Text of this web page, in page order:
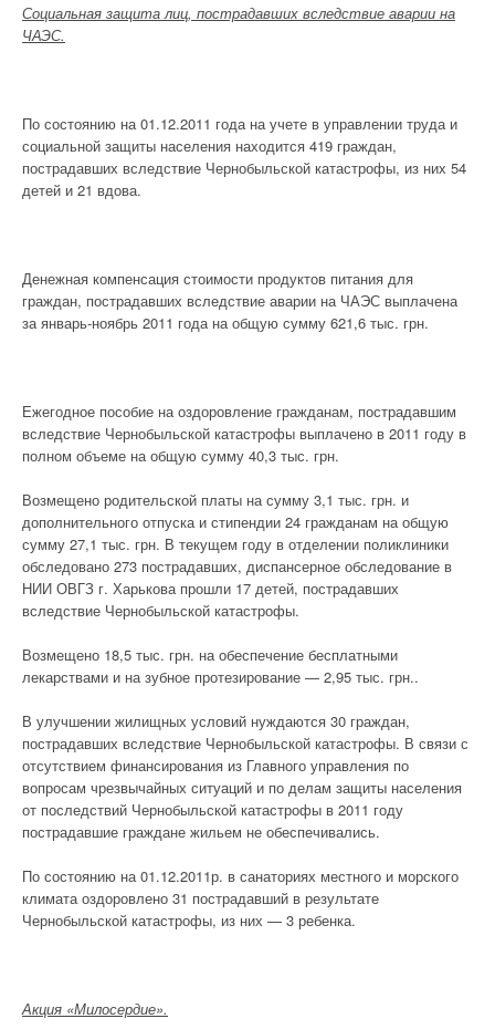
Социальная защита лиц, пострадавших вследствие аварии на
ЧАЭС.
По состоянию на 01.12.2011 года на учете в управлении труда и
социальной защиты населения находится 419 граждан,
пострадавших вследствие Чернобыльской катастрофы, из них 54
детей и 21 вдова.
Денежная компенсация стоимости продуктов питания для
граждан, пострадавших вследствие аварии на ЧАЭС выплачена
за январь-ноябрь 2011 года на общую сумму 621,6 тыс. грн.
Ежегодное пособие на оздоровление гражданам, пострадавшим
вследствие Чернобыльской катастрофы выплачено в 2011 году в
полном объеме на общую сумму 40,3 тыс. грн.
Возмещено родительской платы на сумму 3,1 тыс. грн. и
дополнительного отпуска и стипендии 24 гражданам на общую
сумму 27,1 тыс. грн. В текущем году в отделении поликлиники
обследовано 273 пострадавших, диспансерное обследование в
НИИ ОВГЗ г. Харькова прошли 17 детей, пострадавших
вследствие Чернобыльской катастрофы.
Возмещено 18,5 тыс. грн. на обеспечение бесплатными
лекарствами и на зубное протезирование — 2,95 тыс. грн..
В улучшении жилищных условий нуждаются 30 граждан,
пострадавших вследствие Чернобыльской катастрофы. В связи с
отсутствием финансирования из Главного управления по
вопросам чрезвычайных ситуаций и по делам защиты населения
от последствий Чернобыльской катастрофы в 2011 году
пострадавшие граждане жильем не обеспечивались.
По состоянию на 01.12.2011р. в санаториях местного и морского
климата оздоровлено 31 пострадавший в результате
Чернобыльской катастрофы, из них — 3 ребенка.
Акция «Милосердие».